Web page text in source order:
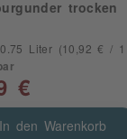
trocken
0.75 Liter
(10,92 € / 1 Liter)
€
In den Warenkorb